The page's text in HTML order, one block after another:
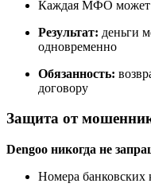
Каждая МФО может
Результат: деньги
одновременно
Обязанность:
договору
Защита от
Dengoo никогда не
Номера банковских